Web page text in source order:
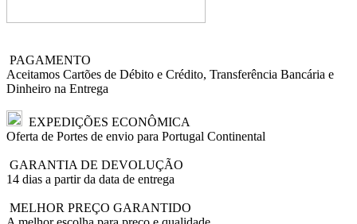
PAGAMENTO
Aceitamos Cartões de Débito e Crédito, Transferência Bancária e
Dinheiro na Entrega
EXPEDIÇÕES ECONÔMICA
Oferta de Portes de envio para Portugal Continental
GARANTIA DE DEVOLUÇÃO
14 dias a partir da data de entrega
MELHOR PREÇO GARANTIDO